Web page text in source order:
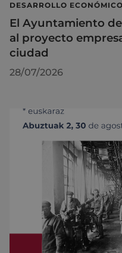
DESARROLLO
El Ayuntamiento
al proyecto
ciudad
28/07/2026